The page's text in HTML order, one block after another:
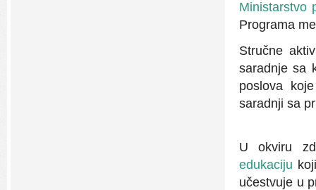
Ministarstvo
Programa
Stručne
saradnje sa
poslova
saradnji sa
U okviru
edukaciju
učestvuje u